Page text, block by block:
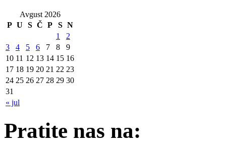
Avgust 2026
P U S Č P S N
« jul
1
2
3
4 5 6 7 8
9
10 11 12 13 14 15 16
17 18 19 20 21 22 23
24 25 26 27 28 29 30
31
Pratite nas na: